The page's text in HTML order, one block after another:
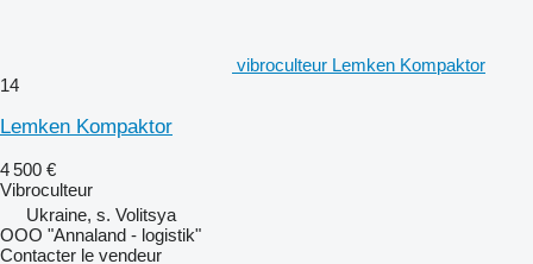
vibroculteur Lemken Kompaktor
14
Lemken Kompaktor
4 500 €
Vibroculteur
Ukraine, s. Volitsya
OOO "Annaland - logistik"
Contacter le vendeur